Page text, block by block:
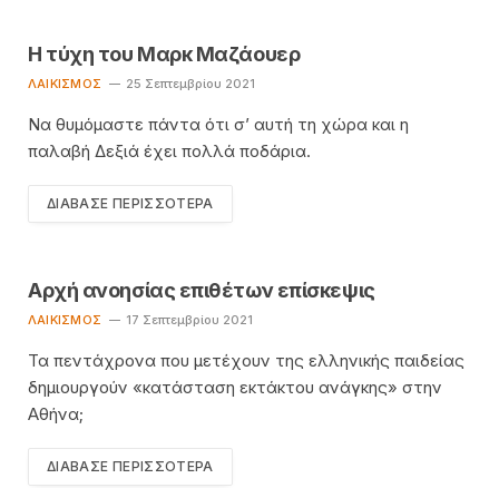
Η τύχη του Μαρκ Μαζάουερ
ΛΑΙΚΙΣΜΌΣ 25 Σεπτεμβρίου 2021
Να θυμόμαστε πάντα ότι σ’ αυτή τη χώρα και η
παλαβή Δεξιά έχει πολλά ποδάρια.
ΔΙΆΒΑΣΕ ΠΕΡΙΣΣΌΤΕΡΑ
Αρχή ανοησίας επιθέτων επίσκεψις
ΛΑΙΚΙΣΜΌΣ 17 Σεπτεμβρίου 2021
Τα πεντάχρονα που μετέχουν της ελληνικής παιδείας
δημιουργούν «κατάσταση εκτάκτου ανάγκης» στην
Αθήνα;
ΔΙΆΒΑΣΕ ΠΕΡΙΣΣΌΤΕΡΑ